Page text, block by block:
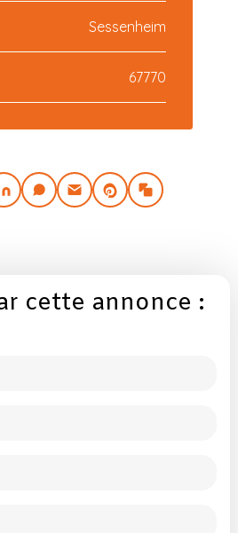
Sessenheim
67770
cette annonce :